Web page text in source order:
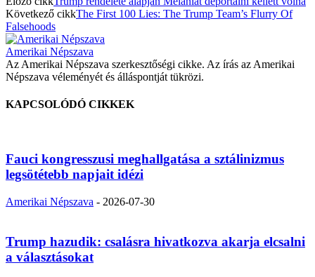
Következő cikkThe First 100 Lies: The Trump Team’s Flurry Of
Falsehoods
Amerikai Népszava
Az Amerikai Népszava szerkesztőségi cikke. Az írás az Amerikai
Népszava véleményét és álláspontját tükrözi.
KAPCSOLÓDÓ CIKKEK
Fauci kongresszusi meghallgatása a sztálinizmus
legsötétebb napjait idézi
Amerikai Népszava - 2026-07-30
Trump hazudik: csalásra hivatkozva akarja elcsalni
a választásokat